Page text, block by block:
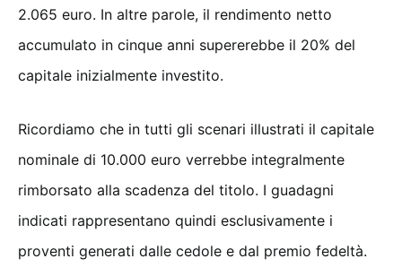
2.065 euro. In altre parole, il rendimento netto
accumulato in cinque anni supererebbe il 20% del
capitale inizialmente investito.
Ricordiamo che in tutti gli scenari illustrati il capitale
nominale di 10.000 euro verrebbe integralmente
rimborsato alla scadenza del titolo. I guadagni
indicati rappresentano quindi esclusivamente i
proventi generati dalle cedole e dal premio fedeltà.